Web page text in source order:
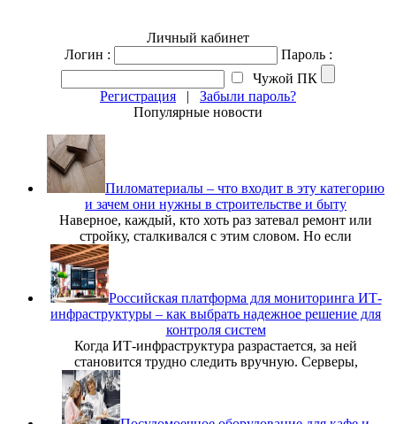
Личный кабинет
Логин :
Пароль :
Чужой ПК
Регистрация | Забыли пароль?
Популярные новости
Пиломатериалы – что входит в эту категорию
и зачем они нужны в строительстве и быту
Наверное, каждый, кто хоть раз затевал ремонт или
стройку, сталкивался с этим словом. Но если
Российская платформа для мониторинга ИТ-
инфраструктуры – как выбрать надежное решение для
контроля систем
Когда ИТ-инфраструктура разрастается, за ней
становится трудно следить вручную. Серверы,